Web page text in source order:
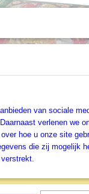
- Legpuzzel - The
- 1000 stukjes
- The Planet Mars
van sociale
verlenen we
hoe u onze site
die zij mogelijk